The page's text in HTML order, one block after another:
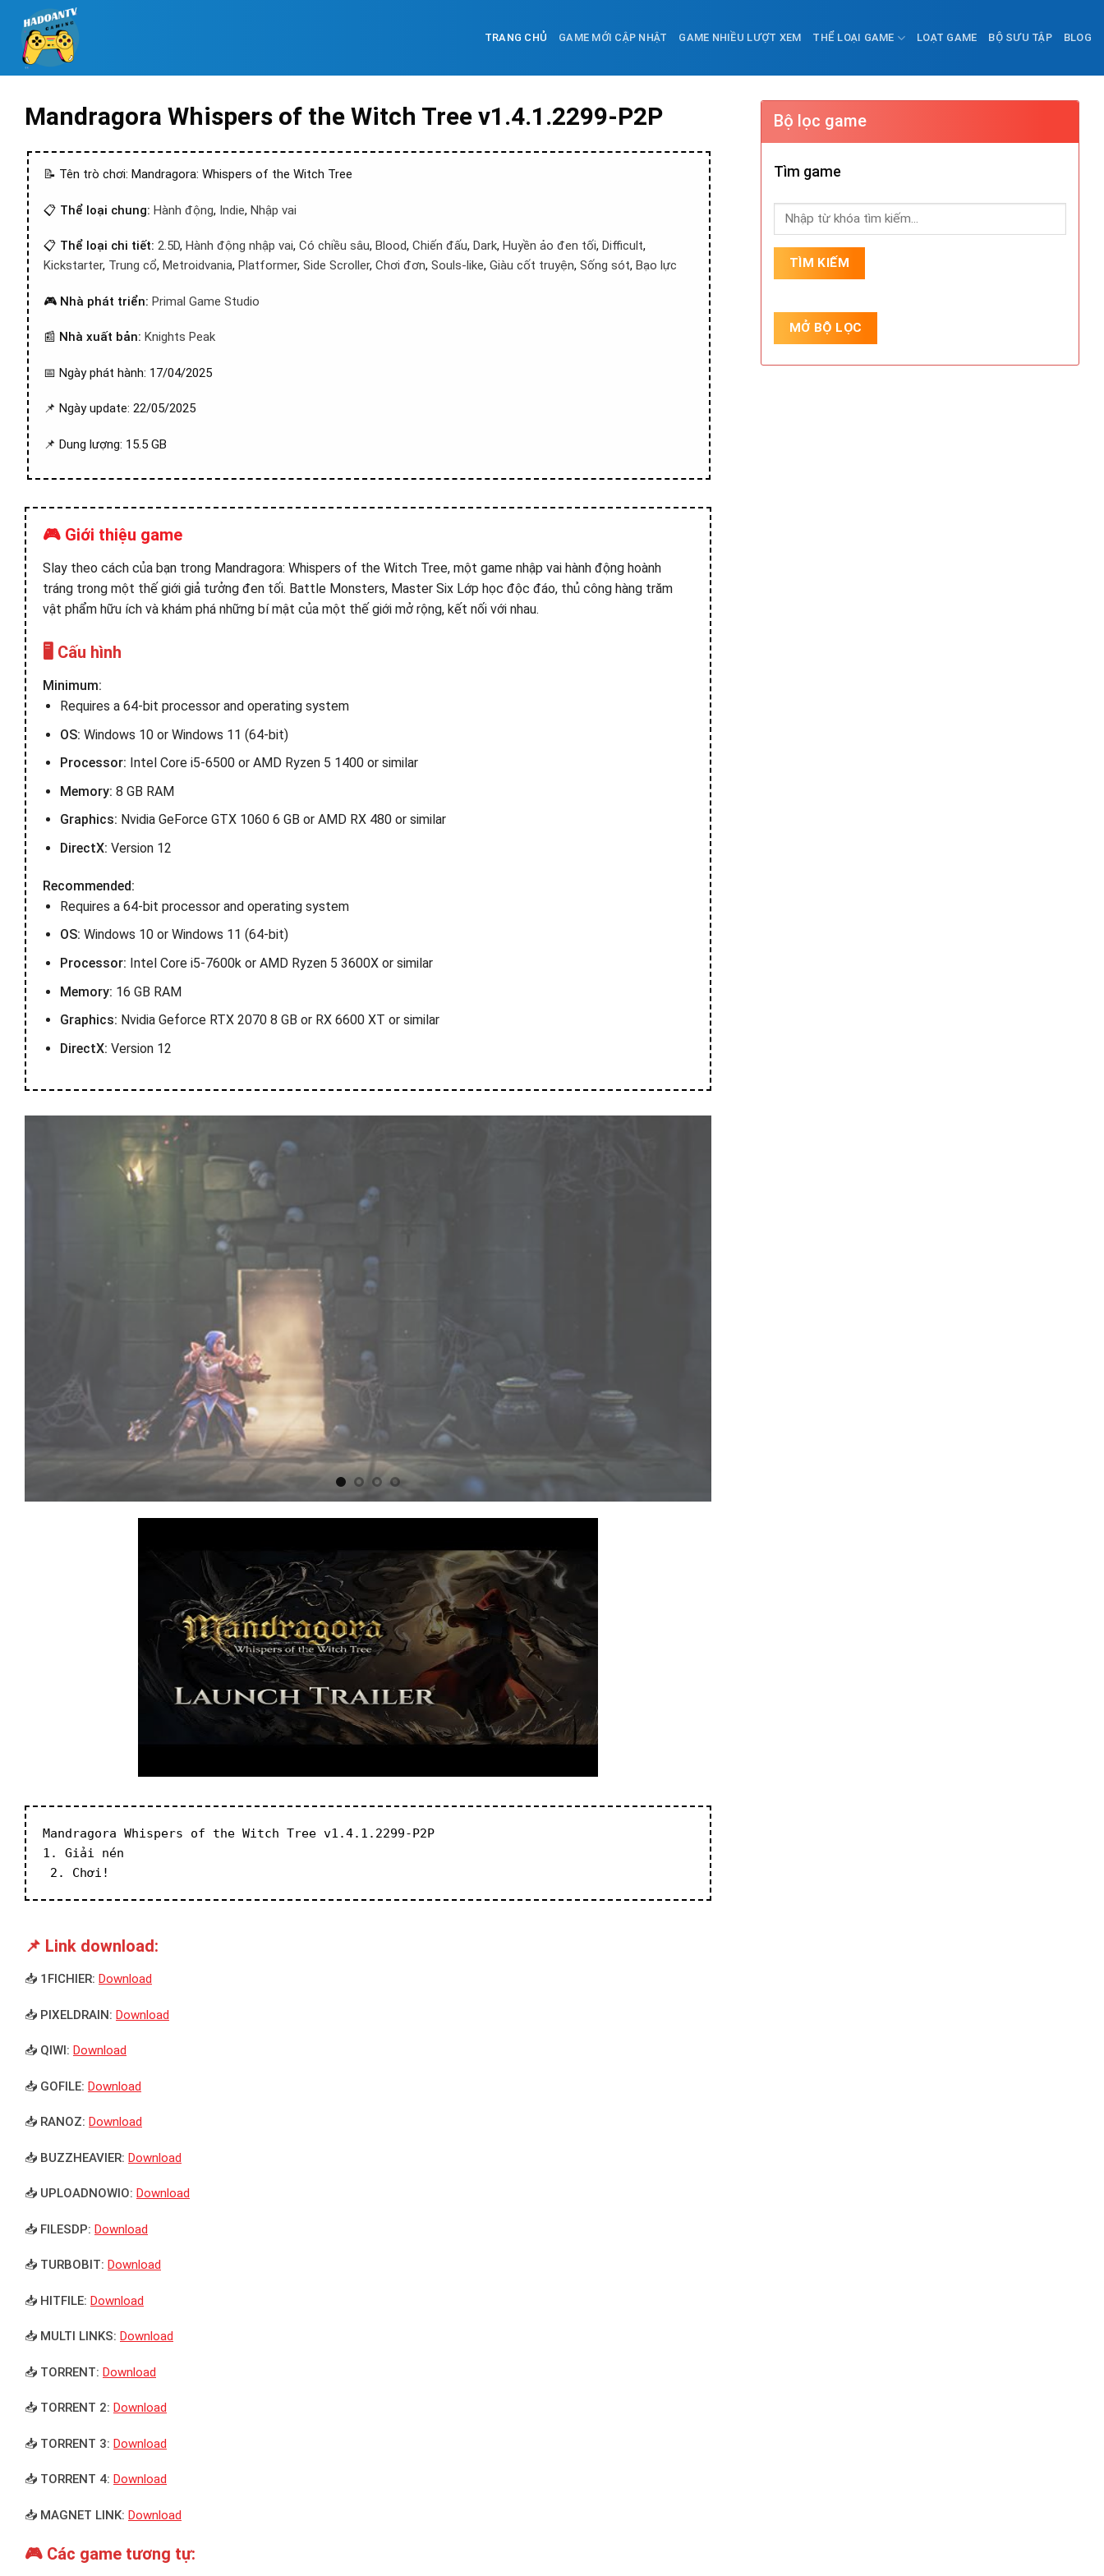
TRANG CHỦ GAME MỚI CẬP NHẬT GAME NHIỀU LƯỢT XEM THỂ LOẠI GAME LOẠT GAME BỘ SƯU TẬP BLOG
Mandragora Whispers of the Witch Tree v1.4.1.2299-P2P
📝 Tên trò chơi: Mandragora: Whispers of the Witch Tree
📋 Thể loại chung: Hành động, Indie, Nhập vai
📋 Thể loại chi tiết: 2.5D, Hành động nhập vai, Có chiều sâu, Blood, Chiến đấu, Dark, Huyền ảo đen tối, Difficult,
Kickstarter, Trung cổ, Metroidvania, Platformer, Side Scroller, Chơi đơn, Souls-like, Giàu cốt truyện, Sống sót, Bạo lực
🎮 Nhà phát triển: Primal Game Studio
📰 Nhà xuất bản: Knights Peak
📅 Ngày phát hành: 17/04/2025
📌 Ngày update: 22/05/2025
📌 Dung lượng: 15.5 GB
🎮 Giới thiệu game
Slay theo cách của bạn trong Mandragora: Whispers of the Witch Tree, một game nhập vai hành động hoành
tráng trong một thế giới giả tưởng đen tối. Battle Monsters, Master Six Lớp học độc đáo, thủ công hàng trăm
vật phẩm hữu ích và khám phá những bí mật của một thế giới mở rộng, kết nối với nhau.
🖥️ Cấu hình
Minimum:
Requires a 64-bit processor and operating system
OS: Windows 10 or Windows 11 (64-bit)
Processor: Intel Core i5-6500 or AMD Ryzen 5 1400 or similar
Memory: 8 GB RAM
Graphics: Nvidia GeForce GTX 1060 6 GB or AMD RX 480 or similar
DirectX: Version 12
Recommended:
Requires a 64-bit processor and operating system
OS: Windows 10 or Windows 11 (64-bit)
Processor: Intel Core i5-7600k or AMD Ryzen 5 3600X or similar
Memory: 16 GB RAM
Graphics: Nvidia Geforce RTX 2070 8 GB or RX 6600 XT or similar
DirectX: Version 12
Mandragora Whispers of the Witch Tree v1.4.1.2299-P2P
1. Giải nén
2. Chơi!
📌 Link download:
📥 1FICHIER: Download
📥 PIXELDRAIN: Download
📥 QIWI: Download
📥 GOFILE: Download
📥 RANOZ: Download
📥 BUZZHEAVIER: Download
📥 UPLOADNOWIO: Download
📥 FILESDP: Download
📥 TURBOBIT: Download
📥 HITFILE: Download
📥 MULTI LINKS: Download
📥 TORRENT: Download
📥 TORRENT 2: Download
📥 TORRENT 3: Download
📥 TORRENT 4: Download
📥 MAGNET LINK: Download
🎮 Các game tương tự:
Bộ lọc game
Tìm game